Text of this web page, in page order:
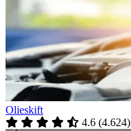
Olieskift
4.6 (4.624)